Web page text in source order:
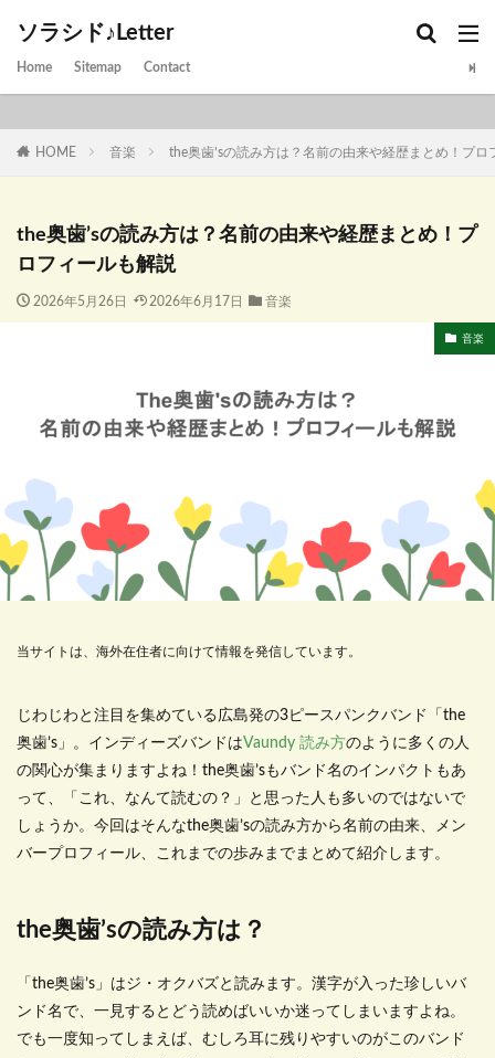
ソラシド♪Letter
Home Sitemap Contact
HOME 音楽 the奥歯’sの読み方は？名前の由来や経歴まとめ！プロ
the奥歯’sの読み方は？名前の由来や経歴まとめ！プ
ロフィールも解説
2026年5月26日 2026年6月17日 音楽
音楽
当サイトは、海外在住者に向けて情報を発信しています。
じわじわと注目を集めている広島発の3ピースパンクバンド「the
奥歯’s」。インディーズバンドはVaundy 読み方のように多くの人
の関心が集まりますよね！the奥歯’sもバンド名のインパクトもあ
って、「これ、なんて読むの？」と思った人も多いのではないで
しょうか。今回はそんなthe奥歯’sの読み方から名前の由来、メン
バープロフィール、これまでの歩みまでまとめて紹介します。
the奥歯’sの読み方は？
「the奥歯’s」はジ・オクバズと読みます。漢字が入った珍しいバ
ンド名で、一見するとどう読めばいいか迷ってしまいますよね。
でも一度知ってしまえば、むしろ耳に残りやすいのがこのバンド